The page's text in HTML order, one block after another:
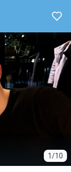
1/10